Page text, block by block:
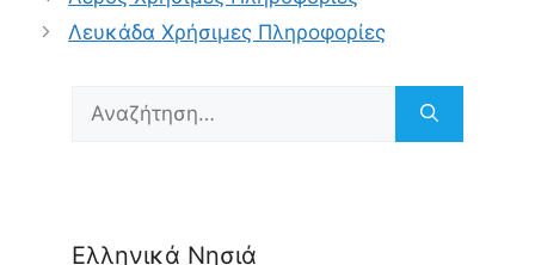
Λευκάδα Χρήσιμες Πληροφορίες
για:
Ελληνικά Νησιά